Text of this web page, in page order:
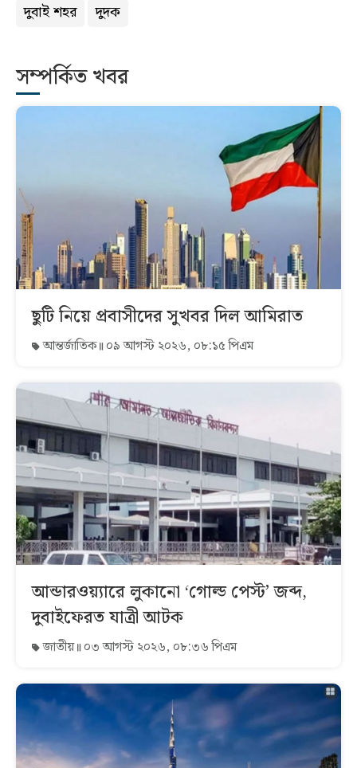
দুবাই শহর দুদক
সম্পর্কিত খবর
ছুটি নিয়ে প্রবাসীদের সুখবর দিল আমিরাত
আন্তর্জাতিক ০৯ আগস্ট ২০২৬, ০৮:১৫ পিএম
আন্ডারওয়্যারে লুকানো ‘গোল্ড পেস্ট’ জব্দ,
দুবাইফেরত যাত্রী আটক
জাতীয় ০৩ আগস্ট ২০২৬, ০৮:৩৬ পিএম